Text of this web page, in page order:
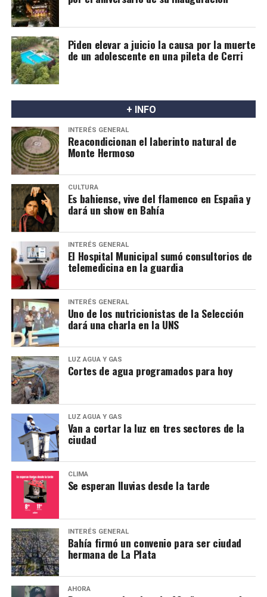
comunidades indígenas.
El CPI recordó que el artículo 75 inciso 17 de la
Constitución reconoce la posesión y propiedad
comunitaria de las tierras tradicionalmente ocupadas
por los pueblos indígenas, así como su participación en
afirman que la protección de la propiedad privada no
puede desconocer otros derechos con jerarquía
constitucional.
El documento remarca que, para los pueblos originarios,
el territorio trasciende el aspecto económico, ya que
constituye el espacio donde se desarrollan su identidad
cultural, espiritualidad, organización comunitaria y
vínculo histórico con la naturaleza.
Además, el Consejo advirtió que la iniciativa podría
profundizar conflictos territoriales ya existentes y
Piden elevar a juicio la causa por la muerte
de un adolescente en una pileta de Cerri
+ INFO
INTERÉS GENERAL
Reacondicionan el laberinto natural de
Monte Hermoso
CULTURA
Es bahiense, vive del flamenco en España y
dará un show en Bahía
INTERÉS GENERAL
El Hospital Municipal sumó consultorios de
telemedicina en la guardia
INTERÉS GENERAL
Uno de los nutricionistas de la Selección
dará una charla en la UNS
LUZ AGUA Y GAS
Cortes de agua programados para hoy
LUZ AGUA Y GAS
Van a cortar la luz en tres sectores de la
ciudad
CLIMA
Se esperan lluvias desde la tarde
INTERÉS GENERAL
Bahía firmó un convenio para ser ciudad
hermana de La Plata
AHORA